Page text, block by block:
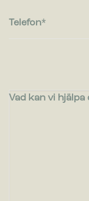
Telefon
Vad kan vi hjälpa